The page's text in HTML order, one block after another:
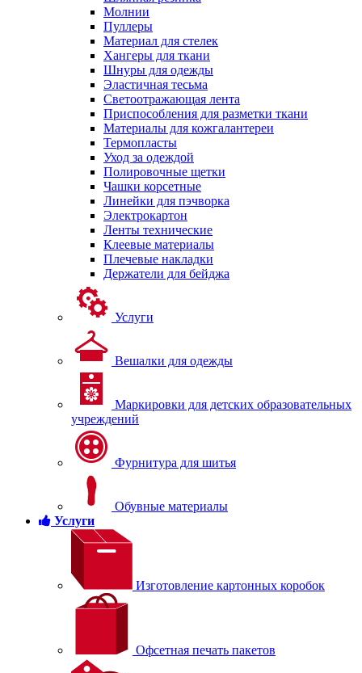
Молнии
Пуллеры
Материал для стелек
Хангеры для ткани
Шнуры для одежды
Эластичная тесьма
Светоотражающая лента
Приспособления для разметки ткани
Материалы для кожгалантереи
Термопласты
Уход за одеждой
Полировочные щетки
Чашки корсетные
Линейки для пэчворка
Электрокартон
Ленты технические
Клеевые материалы
Плечевые накладки
Держатели для бейджа
Услуги
Вешалки для одежды
Маркировки для детских образовательных
учреждений
Фурнитура для шитья
Обувные материалы
Услуги
Изготовление картонных коробок
Офсетная печать пакетов